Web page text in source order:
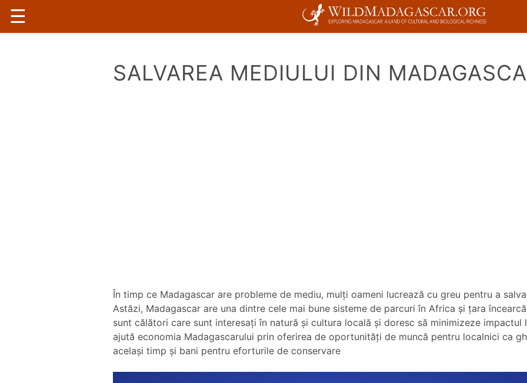
☰
SALVAREA MEDIULUI DIN
În timp ce Madagascar are probleme de mediu, mulţi oameni lucrează cu greu pentru a
Astăzi, Madagascar are una dintre cele mai bune sisteme de parcuri în Africa şi ţara
sunt călători care sunt interesați în natură şi cultura locală şi doresc să minimizeze impactul
ajută economia Madagascarului prin oferirea de oportunităţi de muncă pentru localnici ca
acelaşi timp şi bani pentru eforturile de conservare